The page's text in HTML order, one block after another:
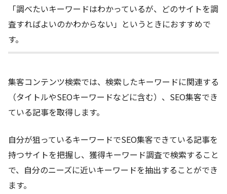
「調べたいキーワードはわかっているが、どのサイトを調
査すればよいのかわからない」というときにおすすめで
す。
集客コンテンツ検索では、検索したキーワードに関連する
（タイトルやSEOキーワードなどに含む）、SEO集客でき
ている記事を取得します。
自分が狙っているキーワードでSEO集客できている記事を
持つサイトを把握し、獲得キーワード調査で検索すること
で、自分のニーズに近いキーワードを抽出することができ
ます。